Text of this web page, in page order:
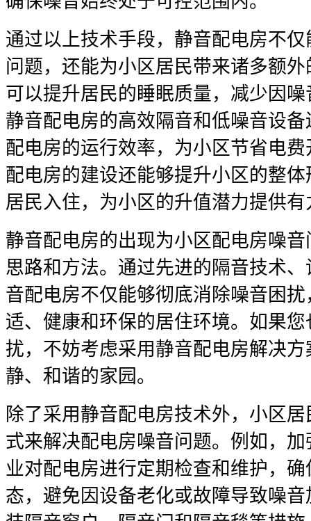
通过以上技术手段，静音配电房不
问题，还能为小区居民带来诸多额
可以提升居民的睡眠质量，减少因
静音配电房的高效隔音和低噪音设
配电房的运行效率，为小区节省电
配电房的建设还能够提升小区的整
居民入住，为小区的升值潜力提供
静音配电房的出现为小区配电房噪
思路和方法。通过先进的隔音技术
音配电房不仅能够彻底消除噪音困
适、健康和环保的居住环境。如果
扰，不妨考虑采用静音配电房解决
静、和谐的家园。
除了采用静音配电房技术外，小区
式来解决配电房噪音问题。例如，
业对配电房进行定期检查和维护，
态，避免因设备老化或故障导致噪